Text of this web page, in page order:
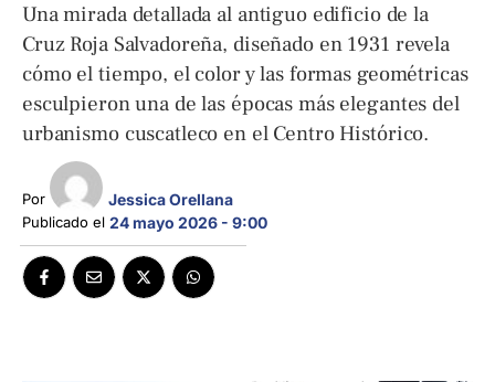
Una mirada detallada al antiguo edificio de la
Cruz Roja Salvadoreña, diseñado en 1931 revela
cómo el tiempo, el color y las formas geométricas
esculpieron una de las épocas más elegantes del
urbanismo cuscatleco en el Centro Histórico.
Por Jessica Orellana
Publicado el 24 mayo 2026 - 9:00